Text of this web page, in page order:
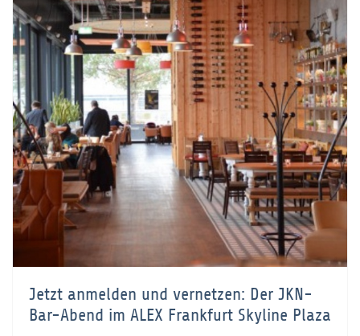
Jetzt anmelden und vernetzen: Der JKN-
Bar-Abend im ALEX Frankfurt Skyline Plaza